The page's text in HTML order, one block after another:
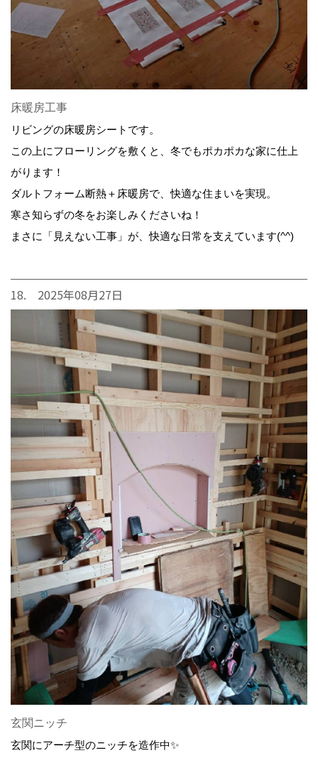
床暖房工事
リビングの床暖房シートです。
この上にフローリングを敷くと、冬でもポカポカな家に仕上
がります！
ダルトフォーム断熱＋床暖房で、快適な住まいを実現。
寒さ知らずの冬をお楽しみくださいね！
まさに「見えない工事」が、快適な日常を支えています(^^)
18. 2025年08月27日
玄関ニッチ
玄関にアーチ型のニッチを造作中✨